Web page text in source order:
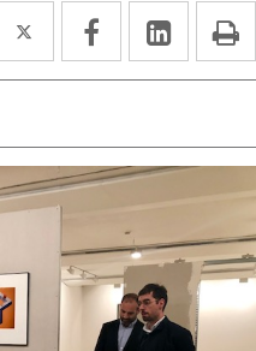
Twitter
Enlace
a
aplicación
externa.
Facebook
Enlace
a
aplicación
externa.
Enlace
a